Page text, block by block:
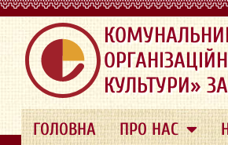
.
КУЛЬТУРИ»
ГОЛОВНА ПРО НАС